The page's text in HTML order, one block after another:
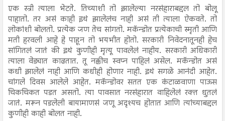
एक स्त्री त्याला भेटते. तिच्याशी तो झालेल्या नरसंहाराबद्दल तो बोलू
पाहातो. तर असं काही इथं झालेलंच नाही असं ती त्याला ऐकवते. तो
लोकांशी बोलतो. प्रत्येक जण तेच सांगतो. मकॅन्डोत प्रत्येकाची स्मृती आणि
मती हरवली आहे हे पाहून तो भयभीत होतो. सरकारी निवेदनातूनही हेच
सांगितलं जातं की इथं कुणीही मृत्यू पावलेलं नाहीय. सरकारी अधिकारी
त्याला वेड्यात काढतात. तू नक्कीच स्वप्न पाहिलं असेल. मकॅन्डोत असं
कधी झालेलं नाही आणि कधीही होणार नाही. इथं सगळे आनंदी आहेत.
चांगले दिवस आलेले आहेत. मकॅन्डोवर सतत एक कंटाळवाणा पाऊस
चिकचिकत पडत असतो. त्या पावसात नरसंहारात वाहिलेलं रक्त धुतलं
जातं. मरून पडलेली बायामाणसं जणू अदृश्यच होतात आणि त्यांच्याबद्दल
कुणीही काही बोलत नाही.